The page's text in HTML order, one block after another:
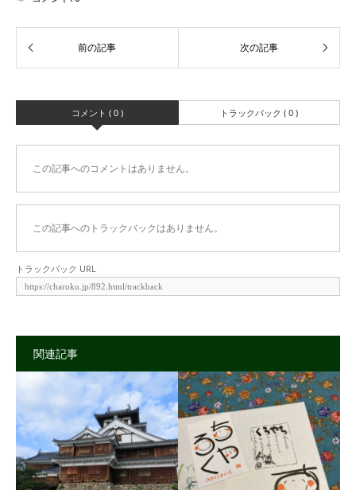
コメント ( 0 ) トラックバック ( 0 )
この記事へのコメントはありません。
この記事へのトラックバックはありません。
トラックバック URL
関連記事